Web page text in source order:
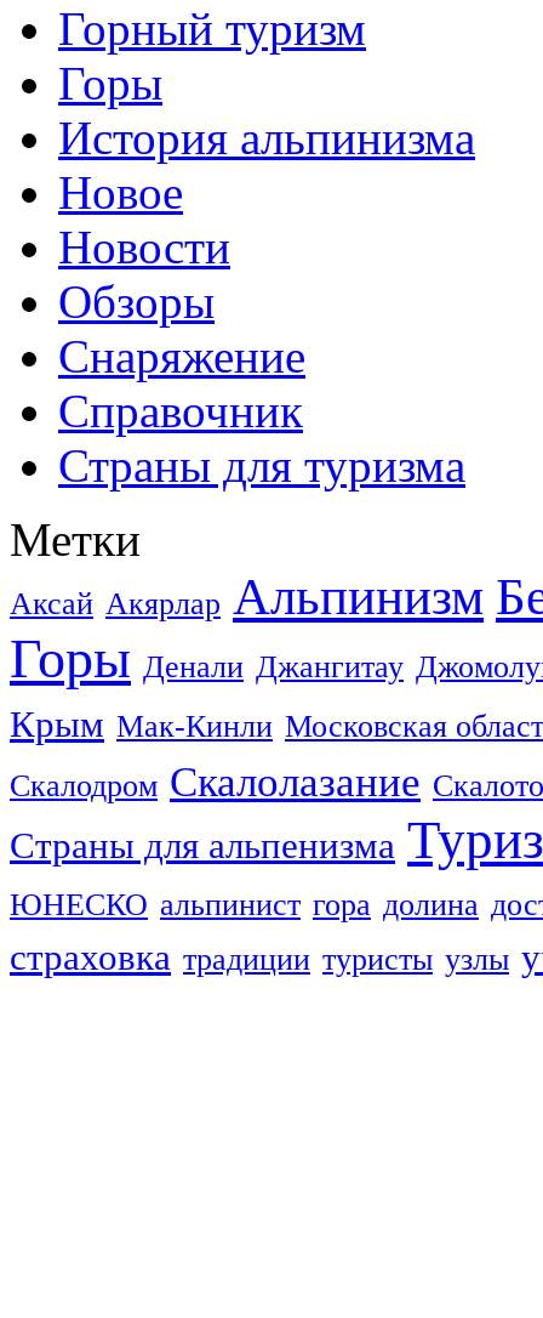
Горный туризм
Горы
История альпинизма
Новое
Новости
Обзоры
Снаряжение
Справочник
Страны для туризма
Метки
Аксай Акярлар Альпинизм
Горы Денали Джангитау
Крым Мак-Кинли Московская
Скалодром Скалолазание
Страны для альпенизма
ЮНЕСКО альпинист гора долина
страховка традиции туристы узлы